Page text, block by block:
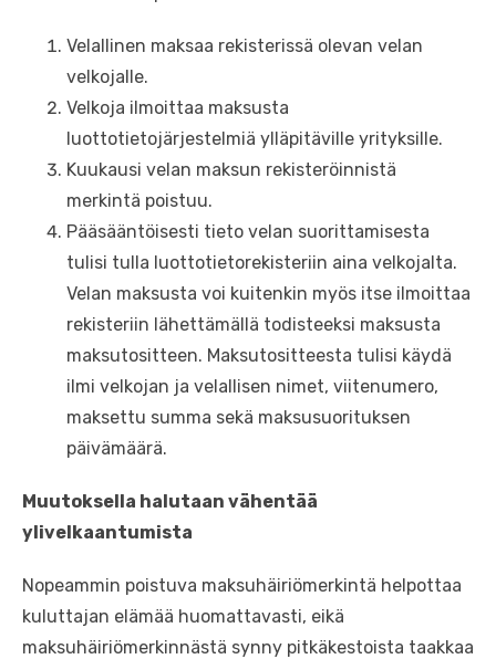
Velallinen maksaa rekisterissä olevan velan
velkojalle.
Velkoja ilmoittaa maksusta
luottotietojärjestelmiä ylläpitäville yrityksille.
Kuukausi velan maksun rekisteröinnistä
merkintä poistuu.
Pääsääntöisesti tieto velan suorittamisesta
tulisi tulla luottotietorekisteriin aina velkojalta.
Velan maksusta voi kuitenkin myös itse ilmoittaa
rekisteriin lähettämällä todisteeksi maksusta
maksutositteen. Maksutositteesta tulisi käydä
ilmi velkojan ja velallisen nimet, viitenumero,
maksettu summa sekä maksusuorituksen
päivämäärä.
Muutoksella halutaan vähentää
ylivelkaantumista
Nopeammin poistuva maksuhäiriömerkintä helpottaa
kuluttajan elämää huomattavasti, eikä
maksuhäiriömerkinnästä synny pitkäkestoista taakkaa